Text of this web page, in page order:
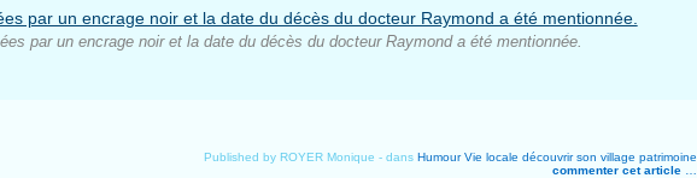
par un encrage noir et la date du décès du docteur Raymond a été mentionnée.
Published by ROYER Monique -dans Humour Vie locale découvrir son village patrimoine
commenter cet article